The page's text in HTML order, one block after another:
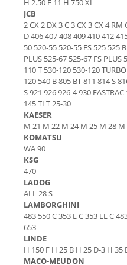
Incarcator 36V
Indicator incarcare baterii
Redresor 48V
Diagnoza
Consola diagnoza
Telecomenzi
Telecomanda utilaje
Accesorii si piese
Piese hidraulice
Pompa coborare de urgenta
Reductor
Electrovalve - supapa
Cilindri hidraulici
Hidromotoare
Rezervor ulei hidraulic
Supapa - cartus hidraulic
Piese Sandvik
Piese Rubble Master
Piese Richier
Piese Reform
Piese Powerscreen
Piese Ponsse
Piese Olympian
Piese Nordberg
Piese Norcar Logset
Piese Nokka
Piese Motori VM
Piese Ladog
Piese Kioti
Piese Iseki
H 2.50 E 11 H 750 XL
JCB
2 CX 2 DX 3 C 3 CX 3 CX 4 RM
D 406 407 408 409 410 412
50 520-55 520-55 FS 525 525
PLUS 525-67 525-67 FS
110 T 530-120 530-120
120 540 B 805 BT 811 814 S
S 921 926 926-4 930 FASTRAC
145 TLT 25-30
KAESER
M 21 M 22 M 24 M 25 M 28
KOMATSU
WA 90
KSG
470
LADOG
ALL 28 S
LAMBORGHINI
483 550 C 353 L C 353 LL C
653
LINDE
H 150 F H 25 B H 25 D-3 H 35
MACO-MEUDON